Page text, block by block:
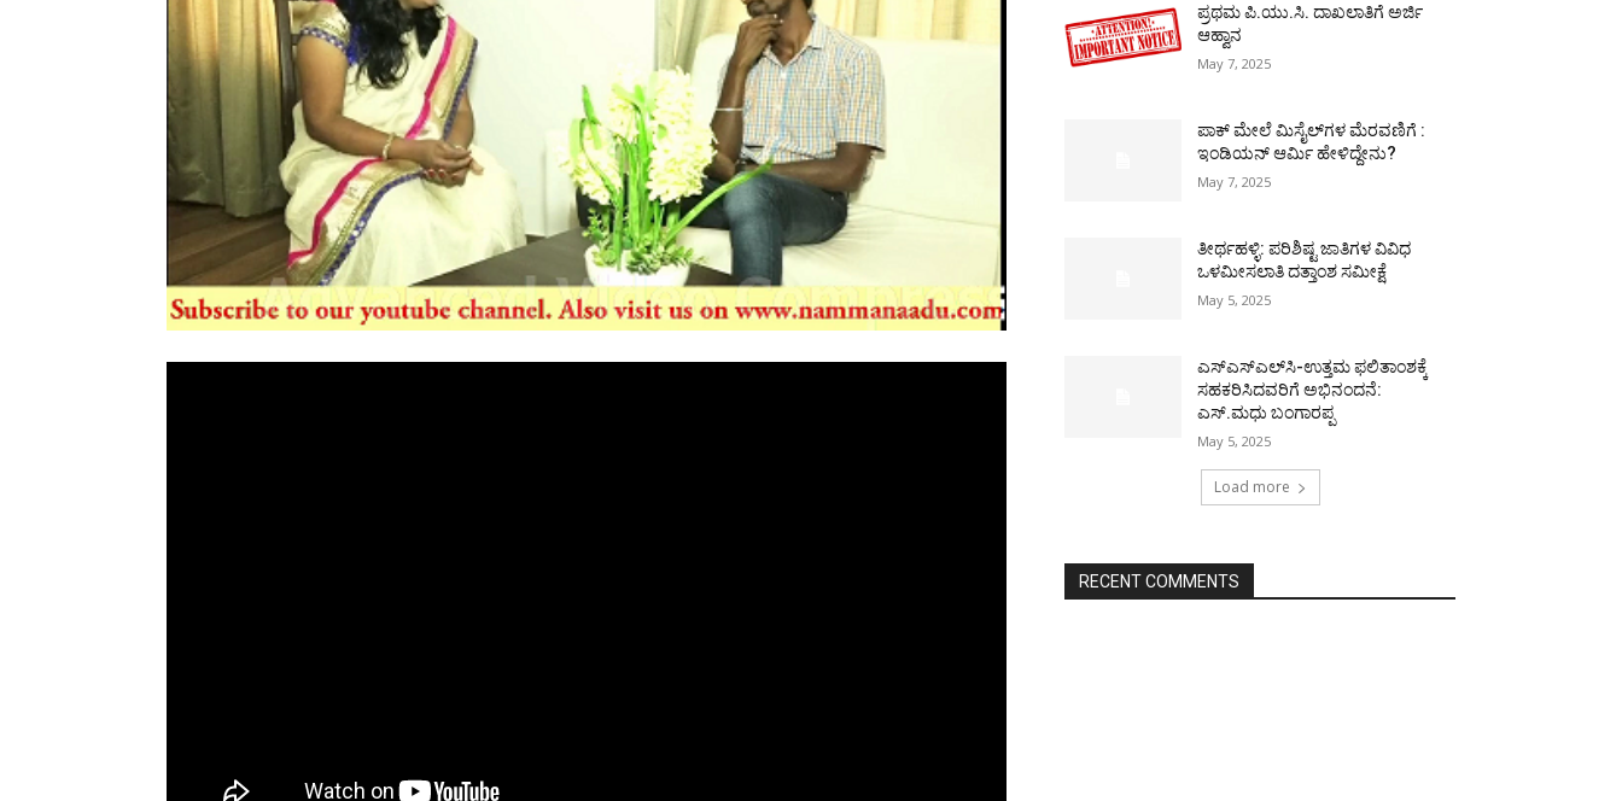
ಪ್ರಥಮ ಪಿ.ಯು.ಸಿ. ದಾಖಲಾತಿಗೆ ಅರ್ಜಿ
ಆಹ್ವಾನ
May 7, 2025
ಪಾಕ್​ ಮೇಲೆ ಮಿಸೈಲ್​ಗಳ ಮೆರವಣಿಗೆ :
ಇಂಡಿಯನ್ ಆರ್ಮಿ ಹೇಳಿದ್ದೇನು?
May 7, 2025
ತೀರ್ಥಹಳ್ಳಿ: ಪರಿಶಿಷ್ಟ ಜಾತಿಗಳ ವಿವಿಧ
ಒಳಮೀಸಲಾತಿ ದತ್ತಾಂಶ ಸಮೀಕ್ಷೆ
May 5, 2025
ಎಸ್‌ಎಸ್‌ಎಲ್‌ಸಿ-ಉತ್ತಮ ಫಲಿತಾಂಶಕ್ಕೆ
ಸಹಕರಿಸಿದವರಿಗೆ ಅಭಿನಂದನೆ:
ಎಸ್.ಮಧು ಬಂಗಾರಪ್ಪ
May 5, 2025
Load more
RECENT COMMENTS